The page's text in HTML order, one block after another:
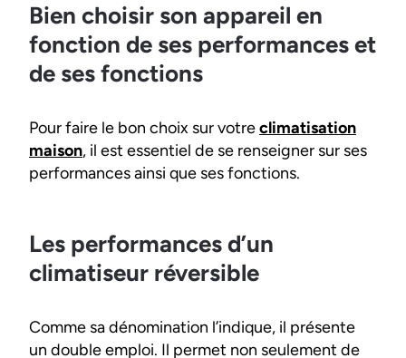
Bien choisir son appareil en
fonction de ses performances et
de ses fonctions
Pour faire le bon choix sur votreclimatisation
maison, il est essentiel de se renseigner sur ses
performances ainsi que ses fonctions.
Les performances d’un
climatiseur réversible
Comme sa dénomination l’indique, il présente
un double emploi. Il permet non seulement de